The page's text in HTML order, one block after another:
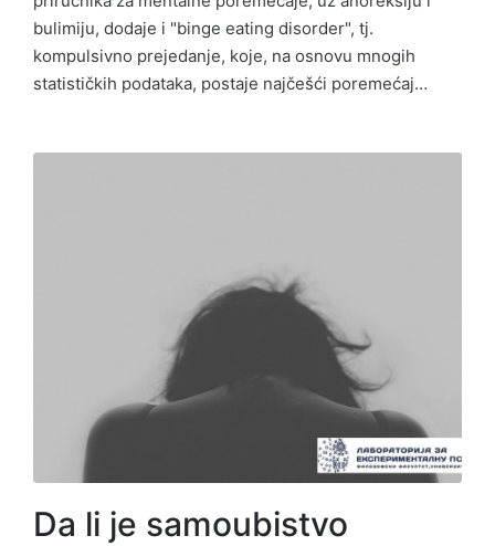
bulimiju, dodaje i "binge eating disorder", tj.
kompulsivno prejedanje, koje, na osnovu mnogih
statističkih podataka, postaje najčešći poremećaj…
Da li je samoubistvo